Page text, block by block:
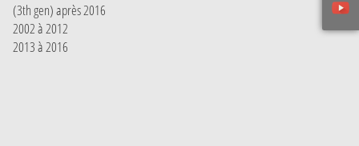
(3th gen) après 2016
2002 à 2012
2013 à 2016